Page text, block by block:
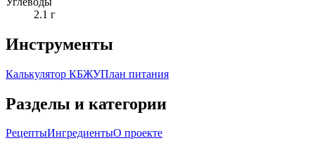
2.1 г
Инструменты
Калькулятор КБЖУПлан питания
Разделы и категории
РецептыИнгредиентыО проекте